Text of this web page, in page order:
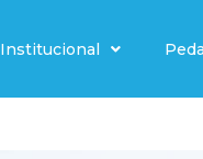
Institucional